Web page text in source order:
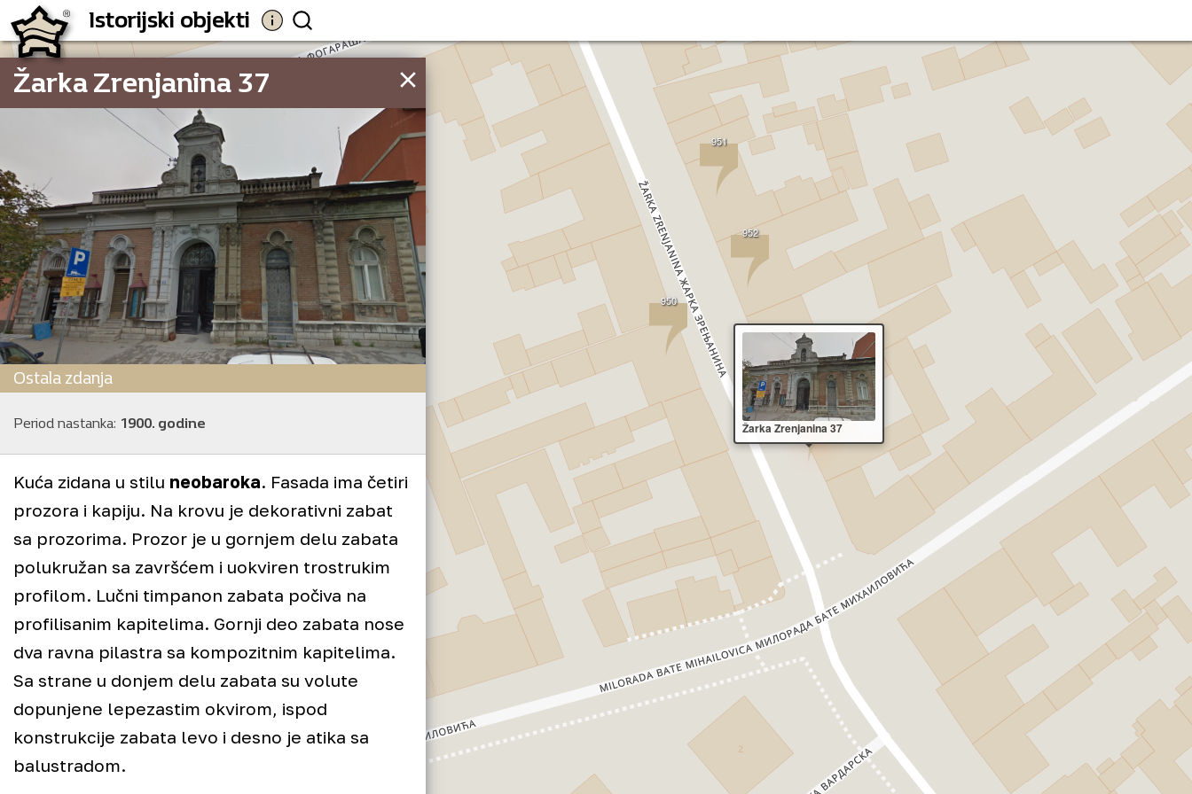
Istorijski objekti
Žarka Zrenjanina 37
Ostala zdanja
Period nastanka: 1900. godine
Kuća zidana u stilu neobaroka. Fasada ima četiri
prozora i kapiju. Na krovu je dekorativni zabat
sa prozorima. Prozor je u gornjem delu zabata
polukružan sa završćem i uokviren trostrukim
profilom. Lučni timpanon zabata počiva na
profilisanim kapitelima. Gornji deo zabata nose
dva ravna pilastra sa kompozitnim kapitelima.
Sa strane u donjem delu zabata su volute
dopunjene lepezastim okvirom, ispod
konstrukcije zabata levo i desno je atika sa
balustradom.
×
Ovde pokušavamo da prikažemo sva istorijski
zanimljiva zdanja uPančevu. To su pretežno
spomenici kulture, pod zaštitom Zavoda za
zaštitu spomenika kulture u Pančevu, ali ima i
objekata koji se ističu svojimestetskim,
arhitektonskim,istorijskimili nekim drugim
kvalitetima, a nisu spomenici kulture.
114
943
950
951
952
Žarka Zrenjanina 37